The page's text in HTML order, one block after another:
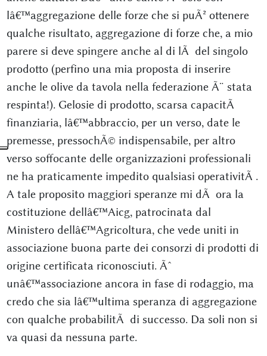
lâ€™aggregazione delle forze che si puÃ² ottenere
qualche risultato, aggregazione di forze che, a mio
parere si deve spingere anche al di lÃ del singolo
prodotto (perfino una mia proposta di inserire
anche le olive da tavola nella federazione Ã¨ stata
respinta!). Gelosie di prodotto, scarsa capacitÃ
finanziaria, lâ€™abbraccio, per un verso, date le
premesse, pressochÃ© indispensabile, per altro
verso soffocante delle organizzazioni professionali
ne ha praticamente impedito qualsiasi operativitÃ .
A tale proposito maggiori speranze mi dÃ ora la
costituzione dellâ€™Aicg, patrocinata dal
Ministero dellâ€™Agricoltura, che vede uniti in
associazione buona parte dei consorzi di prodotti di
origine certificata riconosciuti. Ãˆ
unâ€™associazione ancora in fase di rodaggio, ma
credo che sia lâ€™ultima speranza di aggregazione
con qualche probabilitÃ di successo. Da soli non si
va quasi da nessuna parte.